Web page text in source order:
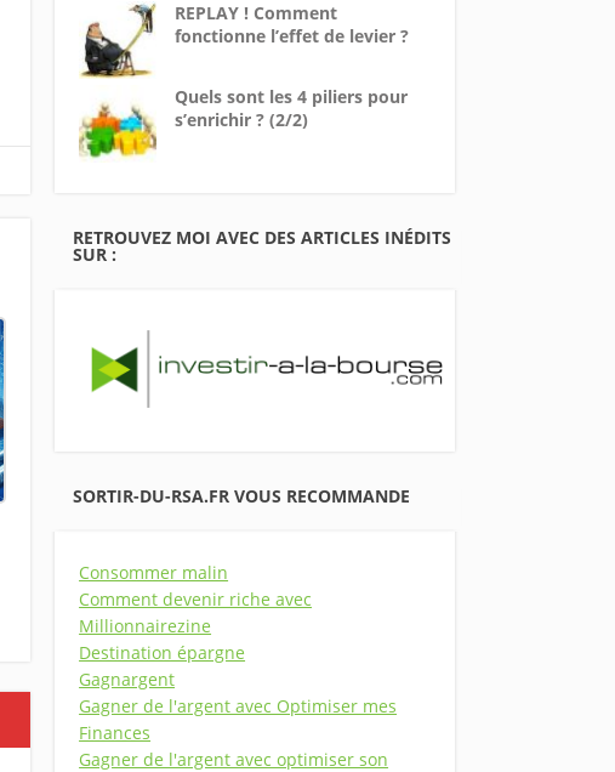
REPLAY ! Comment
fonctionne l’effet de levier ?
Quels sont les 4 piliers pour
s’enrichir ? (2/2)
RETROUVEZ MOI AVEC DES ARTICLES INÉDITS
SUR :
SORTIR-DU-RSA.FR VOUS RECOMMANDE
Consommer malin
Comment devenir riche avec
Millionnairezine
Destination épargne
Gagnargent
Gagner de l'argent avec Optimiser mes
Finances
Gagner de l'argent avec optimiser son